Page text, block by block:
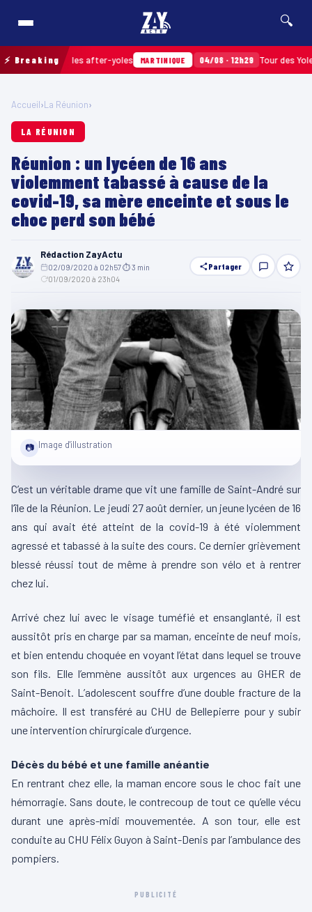
🔍
⚡ Breaking
après les after-yoles MARTINIQUE 04/08 · 12h29 Tour des Yoles et
Accueil›La Réunion›
LA RÉUNION
Réunion : un lycéen de 16 ans
violemment tabassé à cause de la
covid-19, sa mère enceinte et sous le
choc perd son bébé
Rédaction ZayActu
02/09/2020 à 02h57⏱ 3 min
01/09/2020 à 23h04
Partager
📷 Image d'illustration
C’est un véritable drame que vit une famille de Saint-André sur
l’île de la Réunion. Le jeudi 27 août dernier, un jeune lycéen de 16
ans qui avait été atteint de la covid-19 à été violemment
agressé et tabassé à la suite des cours. Ce dernier grièvement
blessé réussi tout de même à prendre son vélo et à rentrer
chez lui.
Arrivé chez lui avec le visage tuméfié et ensanglanté, il est
aussitôt pris en charge par sa maman, enceinte de neuf mois,
et bien entendu choquée en voyant l’état dans lequel se trouve
son fils. Elle l’emmène aussitôt aux urgences au GHER de
Saint-Benoit. L’adolescent souffre d’une double fracture de la
mâchoire. Il est transféré au CHU de Bellepierre pour y subir
une intervention chirurgicale d’urgence.
Décès du bébé et une famille anéantie
En rentrant chez elle, la maman encore sous le choc fait une
hémorragie. Sans doute, le contrecoup de tout ce qu’elle vécu
durant une après-midi mouvementée. A son tour, elle est
conduite au CHU Félix Guyon à Saint-Denis par l’ambulance des
pompiers.
PUBLICITÉ